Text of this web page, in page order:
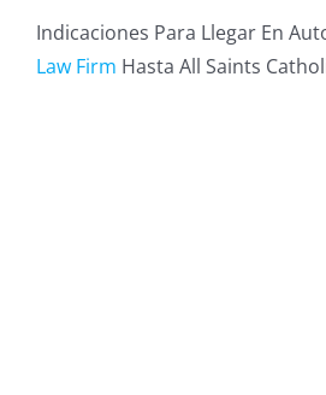
Indicaciones Para Llegar En
Law Firm Hasta All Saints